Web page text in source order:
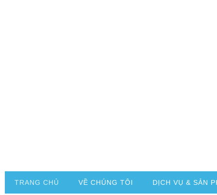
TRANG CHỦ VỀ CHÚNG TÔI DỊCH VỤ & SẢN